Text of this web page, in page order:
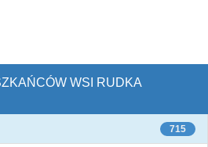
WSI RUDKA
715